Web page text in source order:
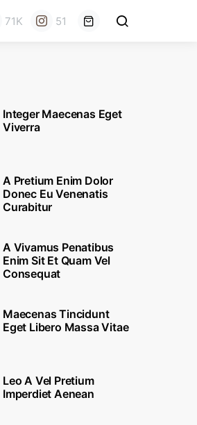
71K 51
Integer Maecenas Eget
Viverra
A Pretium Enim Dolor
Donec Eu Venenatis
Curabitur
A Vivamus Penatibus
Enim Sit Et Quam Vel
Consequat
Maecenas Tincidunt
Eget Libero Massa Vitae
Leo A Vel Pretium
Imperdiet Aenean